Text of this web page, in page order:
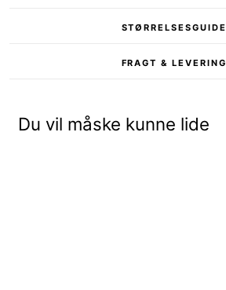
STØRRELSESGUIDE
FRAGT & LEVERING
Du vil måske kunne lide